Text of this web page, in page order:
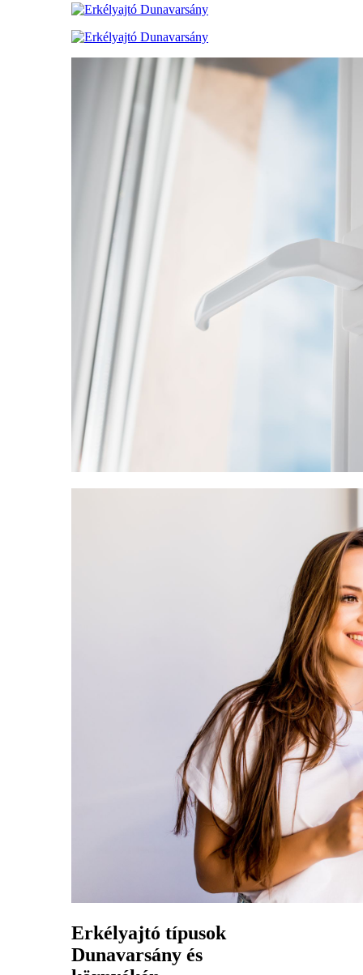
Erkélyajtó típusok
Dunavarsány és